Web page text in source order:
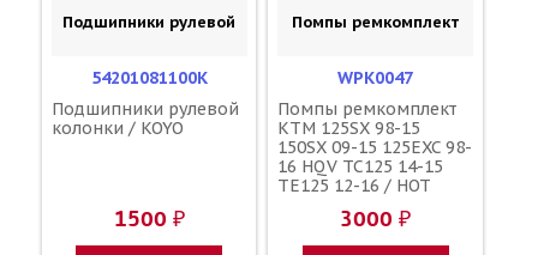
Подшипники рулевой
54201081100K
Подшипники рулевой
колонки / KOYO
1500 ₽
Помпы ремкомплект
WPK0047
Помпы ремкомплект
KTM 125SX 98-15
150SX 09-15 125EXC 98-
16 HQV TC125 14-15
TE125 12-16 / HOT
3000 ₽